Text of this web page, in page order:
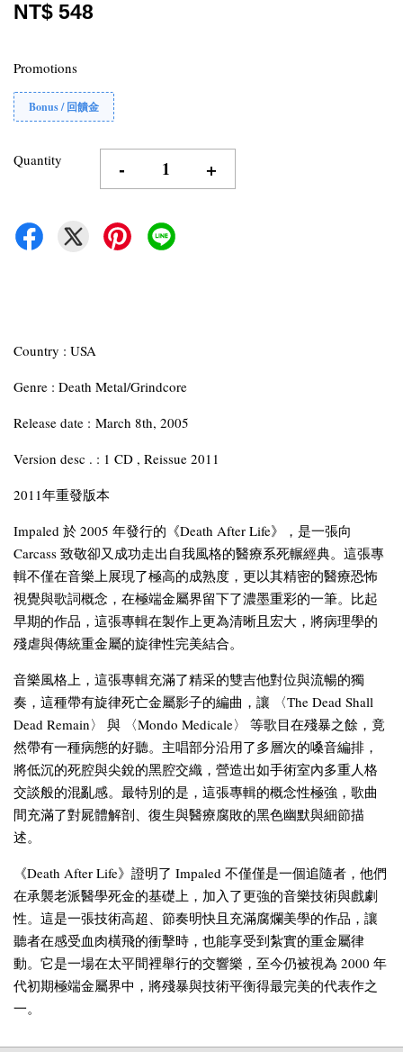
NT$ 548
Promotions
Bonus / 回饋金
Quantity - +
Country : USA
Genre : Death Metal/Grindcore
Release date : March 8th, 2005
Version desc . : 1 CD , Reissue 2011
2011年重發版本
Impaled 於 2005 年發行的《Death After Life》，是一張向
Carcass 致敬卻又成功走出自我風格的醫療系死輾經典。這張專
輯不僅在音樂上展現了極高的成熟度，更以其精密的醫療恐怖
視覺與歌詞概念，在極端金屬界留下了濃墨重彩的一筆。比起
早期的作品，這張專輯在製作上更為清晰且宏大，將病理學的
殘虐與傳統重金屬的旋律性完美結合。
音樂風格上，這張專輯充滿了精采的雙吉他對位與流暢的獨
奏，這種帶有旋律死亡金屬影子的編曲，讓 〈The Dead Shall
Dead Remain〉 與 〈Mondo Medicale〉 等歌目在殘暴之餘，竟
然帶有一種病態的好聽。主唱部分沿用了多層次的嗓音編排，
將低沉的死腔與尖銳的黑腔交織，營造出如手術室內多重人格
交談般的混亂感。最特別的是，這張專輯的概念性極強，歌曲
間充滿了對屍體解剖、復生與醫療腐敗的黑色幽默與細節描
述。
《Death After Life》證明了 Impaled 不僅僅是一個追隨者，他們
在承襲老派醫學死金的基礎上，加入了更強的音樂技術與戲劇
性。這是一張技術高超、節奏明快且充滿腐爛美學的作品，讓
聽者在感受血肉橫飛的衝擊時，也能享受到紮實的重金屬律
動。它是一場在太平間裡舉行的交響樂，至今仍被視為 2000 年
代初期極端金屬界中，將殘暴與技術平衡得最完美的代表作之
一。